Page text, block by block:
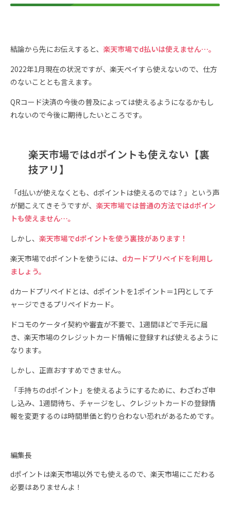
結論から先にお伝えすると、 楽天市場でd払いは使えません…。
2022年1月現在の状況ですが、楽天ペイすら使えないので、仕方
のないこととも言えます。
QRコード決済の今後の普及によっては使えるようになるかもし
れないので今後に期待したいところです。
楽天市場ではdポイントも使えない【裏
技アリ】
「d払いが使えなくとも、dポイントは使えるのでは？」という声
が聞こえてきそうですが、 楽天市場では普通の方法ではdポイン
トも使えません…。
しかし、 楽天市場でdポイントを使う裏技があります！
楽天市場でdポイントを使うには、 dカードプリペイドを利用し
ましょう。
dカードプリペイドとは、dポイントを1ポイント＝1円としてチ
ャージできるプリペイドカード。
ドコモのケータイ契約や審査が不要で、1週間ほどで手元に届
き、楽天市場のクレジットカード情報に登録すれば使えるように
なります。
しかし、正直おすすめできません。
「手持ちのdポイント」を使えるようにするために、わざわざ申
し込み、1週間待ち、チャージをし、クレジットカードの登録情
報を変更するのは時間単価と釣り合わない恐れがあるためです。
編集長
dポイントは楽天市場以外でも使えるので、楽天市場にこだわる
必要はありませんよ！